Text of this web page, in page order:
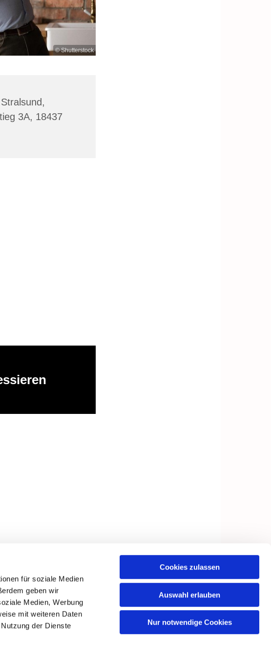
für soziale Medien
geben wir
Medien, Werbung
mit weiteren Daten
der Dienste
Cookies zulassen
Auswahl erlauben
Nur notwendige Cookies
© Shutterstock
3A, 18437